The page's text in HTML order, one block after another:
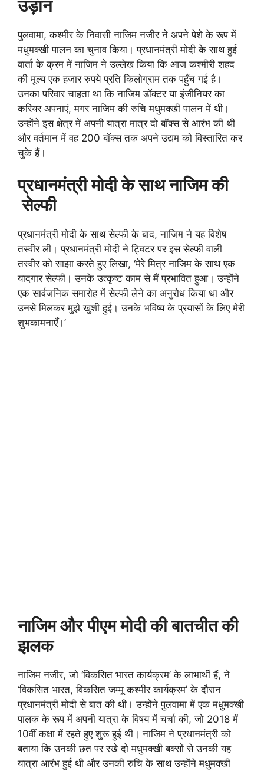
उड़ान
पुलवामा, कश्मीर के निवासी नाजिम नजीर ने अपने पेशे के रूप में
मधुमक्खी पालन का चुनाव किया। प्रधानमंत्री मोदी के साथ हुई
वार्ता के क्रम में नाजिम ने उल्लेख किया कि आज कश्मीरी शहद
की मूल्य एक हजार रुपये प्रति किलोग्राम तक पहुँच गई है।
उनका परिवार चाहता था कि नाजिम डॉक्टर या इंजीनियर का
करियर अपनाएं, मगर नाजिम की रुचि मधुमक्खी पालन में थी।
उन्होंने इस क्षेत्र में अपनी यात्रा मात्र दो बॉक्स से आरंभ की थी
और वर्तमान में वह 200 बॉक्स तक अपने उद्यम को विस्तारित कर
चुके हैं।
प्रधानमंत्री मोदी के साथ नाजिम की
सेल्फी
प्रधानमंत्री मोदी के साथ सेल्फी के बाद, नाजिम ने यह विशेष
तस्वीर ली। प्रधानमंत्री मोदी ने ट्विटर पर इस सेल्फी वाली
तस्वीर को साझा करते हुए लिखा, ‘मेरे मित्र नाजिम के साथ एक
यादगार सेल्फी। उनके उत्कृष्ट काम से मैं प्रभावित हुआ। उन्होंने
एक सार्वजनिक समारोह में सेल्फी लेने का अनुरोध किया था और
उनसे मिलकर मुझे खुशी हुई। उनके भविष्य के प्रयासों के लिए मेरी
शुभकामनाएँ।’
नाजिम और पीएम मोदी की बातचीत की
झलक
नाजिम नजीर, जो ‘विकसित भारत कार्यक्रम’ के लाभार्थी हैं, ने
‘विकसित भारत, विकसित जम्मू कश्मीर कार्यक्रम’ के दौरान
प्रधानमंत्री मोदी से बात की थी। उन्होंने पुलवामा में एक मधुमक्खी
पालक के रूप में अपनी यात्रा के विषय में चर्चा की, जो 2018 में
10वीं कक्षा में रहते हुए शुरू हुई थी। नाजिम ने प्रधानमंत्री को
बताया कि उनकी छत पर रखे दो मधुमक्खी बक्सों से उनकी यह
यात्रा आरंभ हुई थी और उनकी रुचि के साथ उन्होंने मधुमक्खी